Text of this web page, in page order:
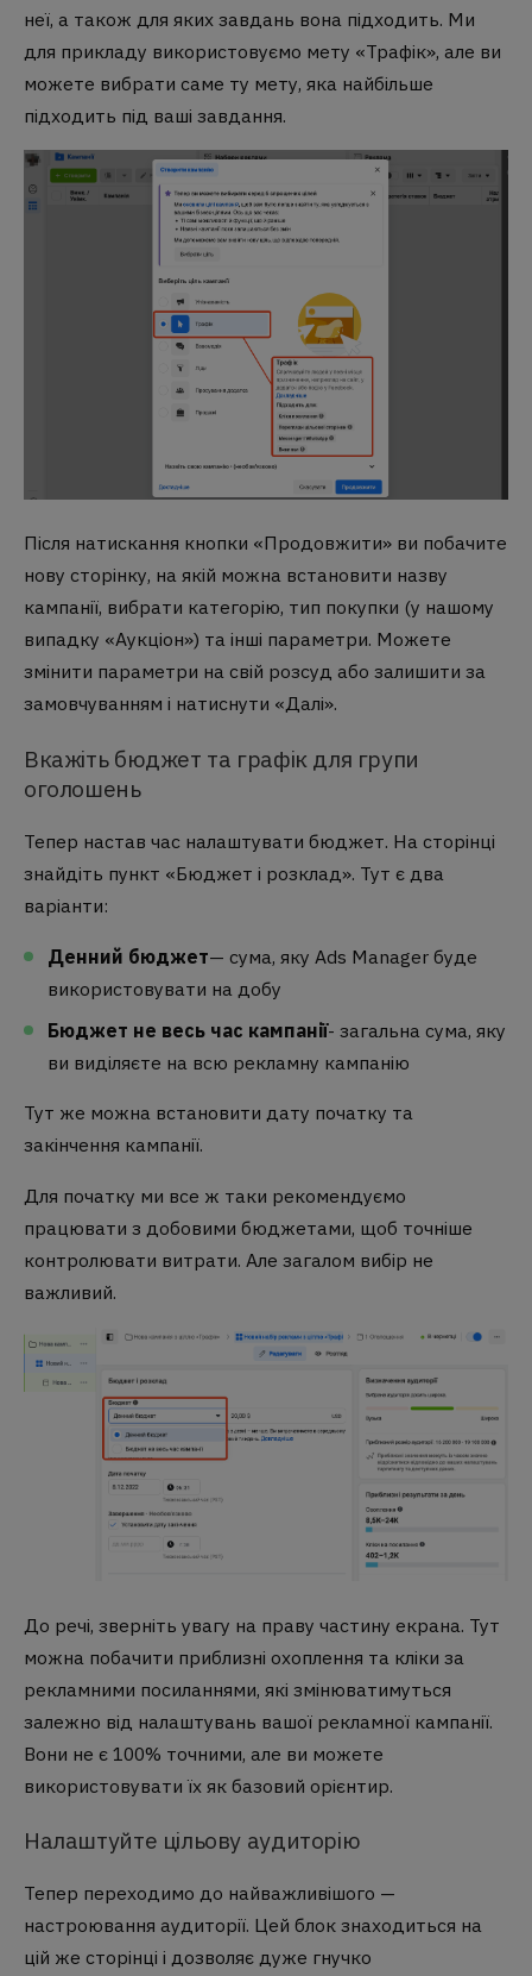
неї, а також для яких завдань вона підходить. Ми
для прикладу використовуємо мету «Трафік», але ви
можете вибрати саме ту мету, яка найбільше
підходить під ваші завдання.
Після натискання кнопки «Продовжити» ви побачите
нову сторінку, на якій можна встановити назву
кампанії, вибрати категорію, тип покупки (у нашому
випадку «Аукціон») та інші параметри. Можете
змінити параметри на свій розсуд або залишити за
замовчуванням і натиснути «Далі».
Вкажіть бюджет та графік для групи
оголошень
Тепер настав час налаштувати бюджет. На сторінці
знайдіть пункт «Бюджет і розклад». Тут є два
варіанти:
Денний бюджет— сума, яку Ads Manager буде
використовувати на добу
Бюджет не весь час кампанії- загальна сума, яку
ви виділяєте на всю рекламну кампанію
Тут же можна встановити дату початку та
закінчення кампанії.
Для початку ми все ж таки рекомендуємо
працювати з добовими бюджетами, щоб точніше
контролювати витрати. Але загалом вибір не
важливий.
До речі, зверніть увагу на праву частину екрана. Тут
можна побачити приблизні охоплення та кліки за
рекламними посиланнями, які змінюватимуться
залежно від налаштувань вашої рекламної кампанії.
Вони не є 100% точними, але ви можете
використовувати їх як базовий орієнтир.
Налаштуйте цільову аудиторію
Тепер переходимо до найважливішого —
настроювання аудиторії. Цей блок знаходиться на
цій же сторінці і дозволяє дуже гнучко